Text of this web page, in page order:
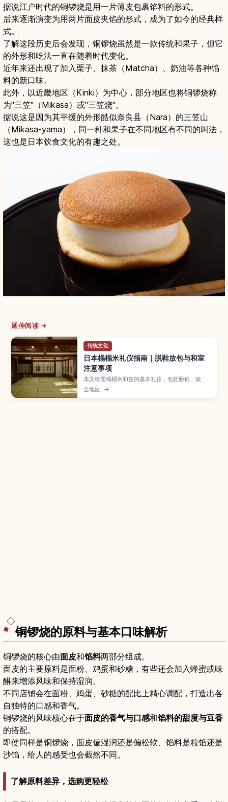
据说江户时代的铜锣烧是用一片薄皮包裹馅料的形式。
后来逐渐演变为用两片面皮夹馅的形式，成为了如今的经典样
式。
了解这段历史后会发现，铜锣烧虽然是一款传统和果子，但它
的外形和吃法一直在随着时代变化。
近年来还出现了加入栗子、抹茶（Matcha）、奶油等各种馅
料的新口味。
此外，以近畿地区（Kinki）为中心，部分地区也将铜锣烧称
为"三笠"（Mikasa）或"三笠烧"。
据说这是因为其平缓的外形酷似奈良县（Nara）的三笠山
（Mikasa-yama），同一种和果子在不同地区有不同的叫法，
这也是日本饮食文化的有趣之处。
延伸阅读 →
传统文化
日本榻榻米礼仪指南｜脱鞋放包与和室
注意事项
本文梳理榻榻米和室的基本礼仪，包括脱鞋、放
包、拍照与防损细节，帮助新手从容应对。
全地区 →
铜锣烧的原料与基本口味解析
铜锣烧的核心由面皮和馅料两部分组成。
面皮的主要原料是面粉、鸡蛋和砂糖，有些还会加入蜂蜜或味
醂来增添风味和保持湿润。
不同店铺会在面粉、鸡蛋、砂糖的配比上精心调配，打造出各
自独特的口感和香气。
铜锣烧的风味核心在于面皮的香气与口感和馅料的甜度与豆香
的搭配。
即使同样是铜锣烧，面皮偏湿润还是偏松软、馅料是粒馅还是
沙馅，给人的感受也会截然不同。
了解原料差异，选购更轻松